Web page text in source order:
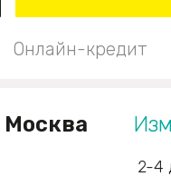
Онлайн-кредит
Москва
2-4